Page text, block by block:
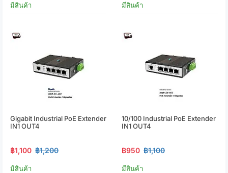
มีสินค้า มีสินค้า
Gigabit Industrial PoE Extender
IN1 OUT4
฿1,100 ฿1,200
มีสินค้า
10/100 Industrial PoE Extender
IN1 OUT4
฿950 ฿1,100
มีสินค้า